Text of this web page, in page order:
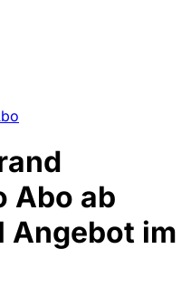
Abo ab
Angebot im